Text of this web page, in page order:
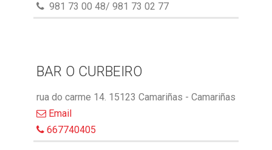
981 73 00 48/ 981 73 02 77
BAR O CURBEIRO
rua do carme 14. 15123 Camariñas - Camariñas
Email
667740405